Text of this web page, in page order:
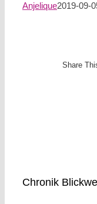
Anjelique2019-09-
Share
Chronik